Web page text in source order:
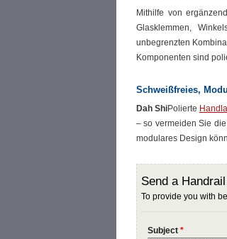
Mithilfe von
Glasklemmen,
unbegrenzten
Komponenten sind
Schweißfreies,
Dah ShiPolierte
– so vermeiden Sie
modulares Design